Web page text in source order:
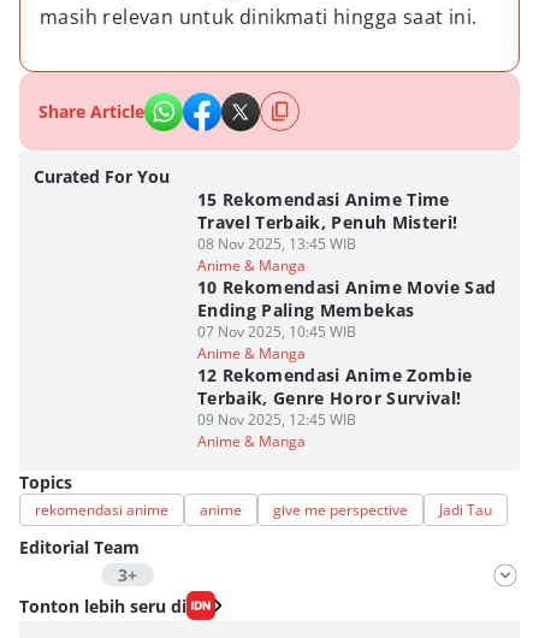
masih relevan untuk dinikmati hingga saat ini.
Share Article
Curated For You
15 Rekomendasi Anime Time
Travel Terbaik, Penuh Misteri!
08 Nov 2025, 13:45 WIB
Anime & Manga
10 Rekomendasi Anime Movie Sad
Ending Paling Membekas
07 Nov 2025, 10:45 WIB
Anime & Manga
12 Rekomendasi Anime Zombie
Terbaik, Genre Horor Survival!
09 Nov 2025, 12:45 WIB
Anime & Manga
Topics
rekomendasi anime anime give me perspective Jadi Tau
Editorial Team
3+
Editor
Nadia Agatha Pramesthi
Tonton lebih seru di